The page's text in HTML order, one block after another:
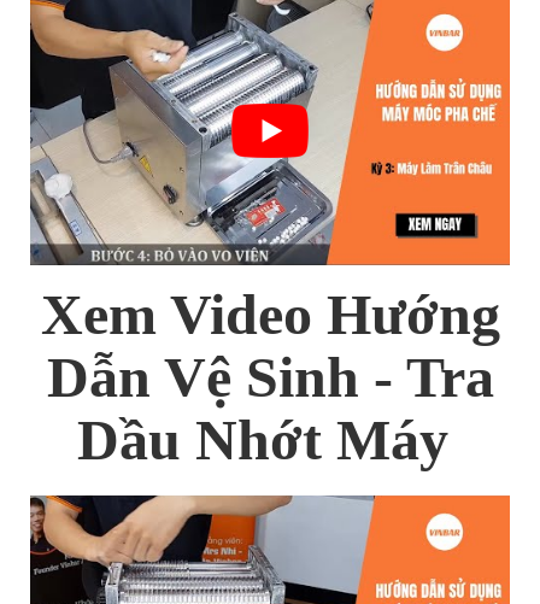
Xem Video Hướng
Dẫn Vệ Sinh - Tra
Dầu Nhớt Máy